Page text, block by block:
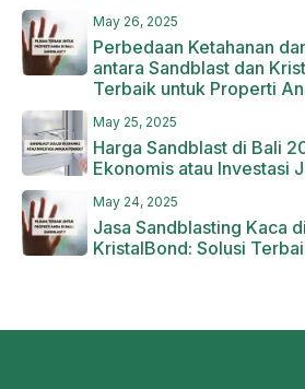
May 26, 2025
Perbedaan Ketahanan
antara Sandblast dan
Terbaik untuk Properti
May 25, 2025
Harga Sandblast di Bali
Ekonomis atau Investasi
May 24, 2025
Jasa Sandblasting Kaca
KristalBond: Solusi